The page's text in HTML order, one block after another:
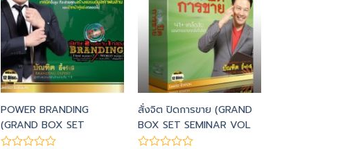
POWER BRANDING
(GRAND BOX SET
SEMINAR )
สั่งจิต ปิดการขาย (GRAND
BOX SET SEMINAR VOL
13)